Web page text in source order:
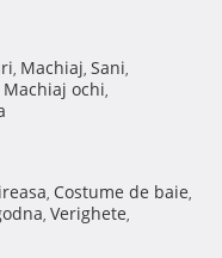
, Machiaj, Sani,
Machiaj ochi,
, Costume de baie,
, Verighete,